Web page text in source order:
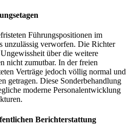
Führungspositionen im
unzulässig verworfen. Die Richter
über die weitere
nicht zumutbar. In der freien
Verträge jedoch völlig normal und
getragen. Diese Sonderbehandlung
moderne Personalentwicklung
Berichterstattung